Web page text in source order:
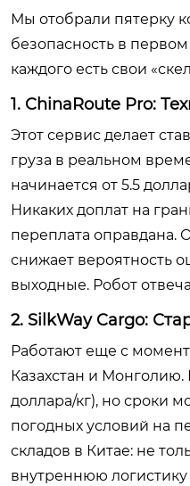
Мы отобрали пятерку
безопасность в
каждого есть свои
1. ChinaRoute Pro:
Этот сервис делает
груза в реальном
начинается от 5.5
Никаких доплат на
переплата оправдана.
снижает вероятность
выходные. Робот
2. SilkWay Cargo:
Работают еще с
Казахстан и
доллара/кг), но сроки
погодных условий на
складов в Китае: не
внутреннюю логистику